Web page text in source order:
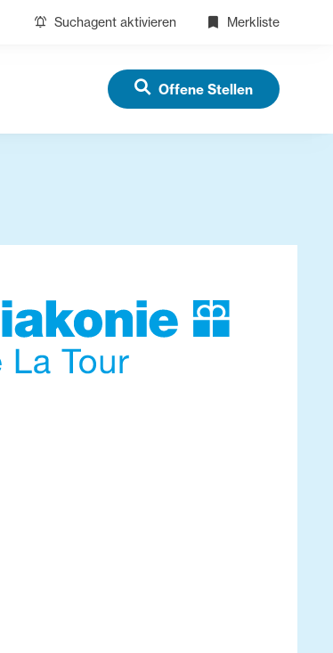
Suchagent aktivieren Merkliste
Offene Stellen